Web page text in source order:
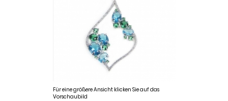
Für eine größere Ansicht klicken Sie auf das
Vorschaubild